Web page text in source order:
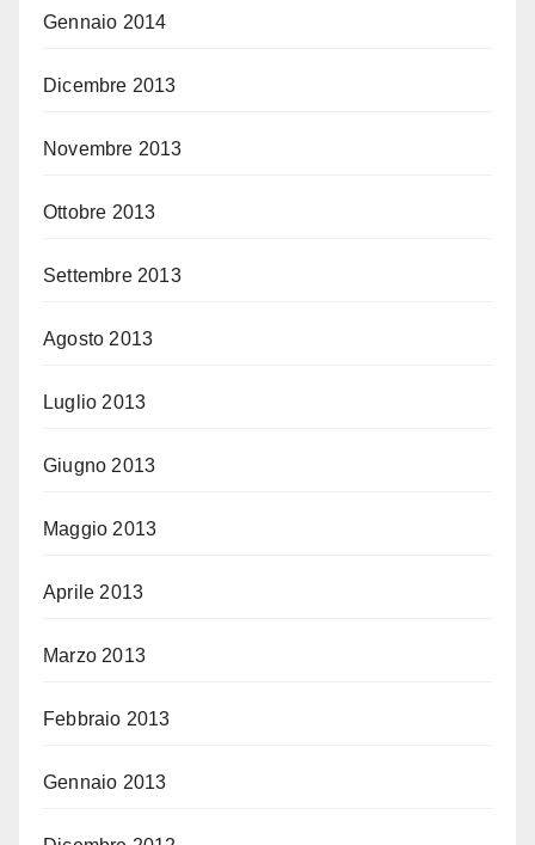
Gennaio 2014
Dicembre 2013
Novembre 2013
Ottobre 2013
Settembre 2013
Agosto 2013
Luglio 2013
Giugno 2013
Maggio 2013
Aprile 2013
Marzo 2013
Febbraio 2013
Gennaio 2013